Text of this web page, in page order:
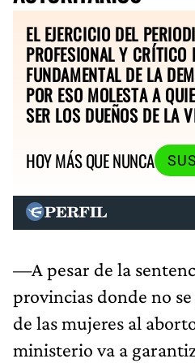
EL EJERCICIO DEL
PROFESIONAL Y CRÍTICO
FUNDAMENTAL DE LA
POR ESO MOLESTA A
SER LOS DUEÑOS DE LA
HOY MÁS QUE NUNCA
—A pesar de la
provincias donde no
de las mujeres al
ministerio va a